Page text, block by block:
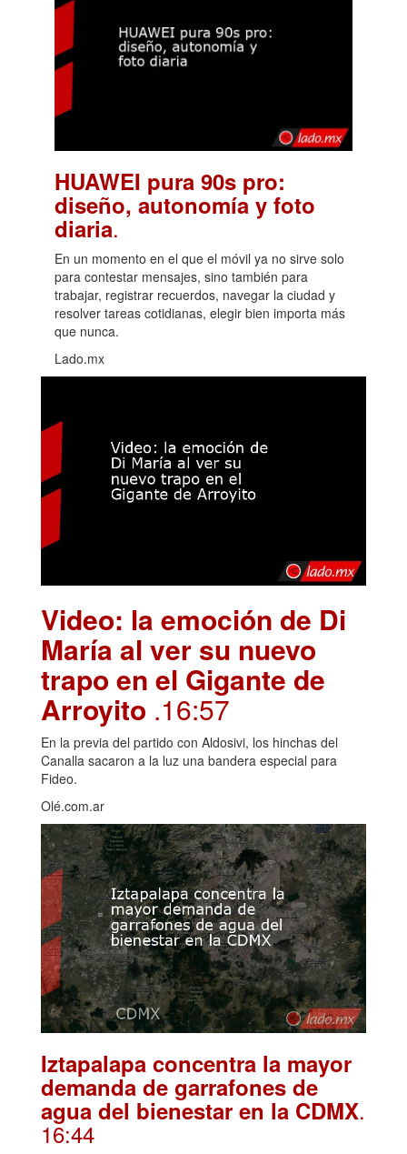
HUAWEI pura 90s pro:
diseño, autonomía y foto
diaria.
En un momento en el que el móvil ya no sirve solo
para contestar mensajes, sino también para
trabajar, registrar recuerdos, navegar la ciudad y
resolver tareas cotidianas, elegir bien importa más
que nunca.
Lado.mx
Video: la emoción de Di
María al ver su nuevo
trapo en el Gigante de
Arroyito .16:57
En la previa del partido con Aldosivi, los hinchas del
Canalla sacaron a la luz una bandera especial para
Fideo.
Olé.com.ar
Iztapalapa concentra la mayor
demanda de garrafones de
agua del bienestar en la CDMX.
16:44